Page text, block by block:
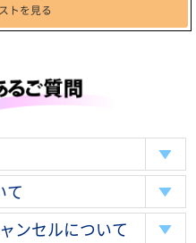
トを見る
て
ンセルについて